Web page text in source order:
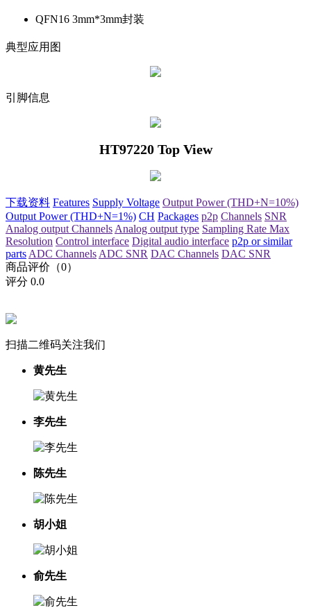
QFN16 3mm*3mm封装
典型应用图
引脚信息
HT97220 Top View
下载资料 Features Supply Voltage Output Power (THD+N=10%)
Output Power (THD+N=1%) CH Packages p2p Channels SNR
Analog output Channels Analog output type Sampling Rate Max
Resolution Control interface Digital audio interface p2p or similar
parts ADC Channels ADC SNR DAC Channels DAC SNR
商品评价（0）
评分 0.0
扫描二维码关注我们
黄先生
李先生
陈先生
胡小姐
俞先生